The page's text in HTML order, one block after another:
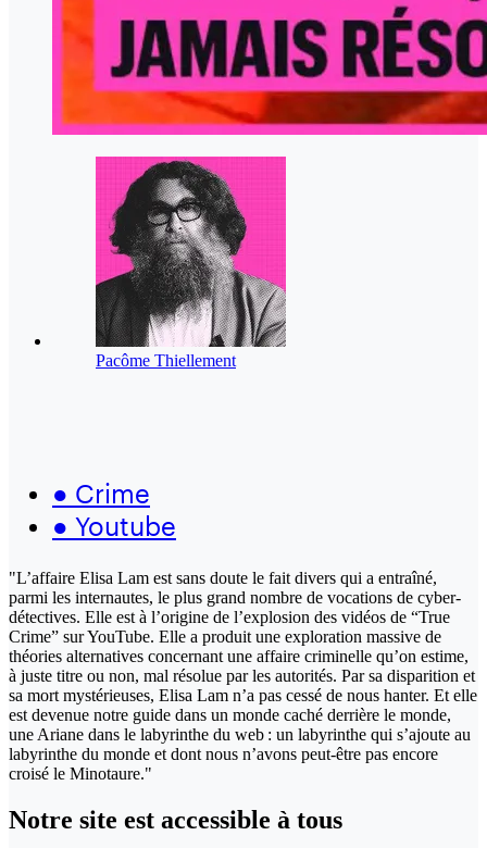
Pacôme Thiellement
● Crime
● Youtube
"L’affaire Elisa Lam est sans doute le fait divers qui a entraîné,
parmi les internautes, le plus grand nombre de vocations de cyber-
détectives. Elle est à l’origine de l’explosion des vidéos de “True
Crime” sur YouTube. Elle a produit une exploration massive de
théories alternatives concernant une affaire criminelle qu’on estime,
à juste titre ou non, mal résolue par les autorités. Par sa disparition et
sa mort mystérieuses, Elisa Lam n’a pas cessé de nous hanter. Et elle
est devenue notre guide dans un monde caché derrière le monde,
une Ariane dans le labyrinthe du web : un labyrinthe qui s’ajoute au
labyrinthe du monde et dont nous n’avons peut-être pas encore
croisé le Minotaure."
Notre site est accessible à tous